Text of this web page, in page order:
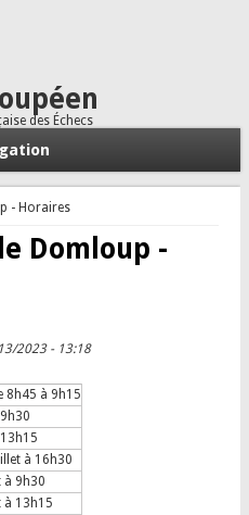
des Échecs
- Horaires
Domloup -
2023 - 13:18
8h45 à 9h15
à 16h30
à 9h30
à 13h15